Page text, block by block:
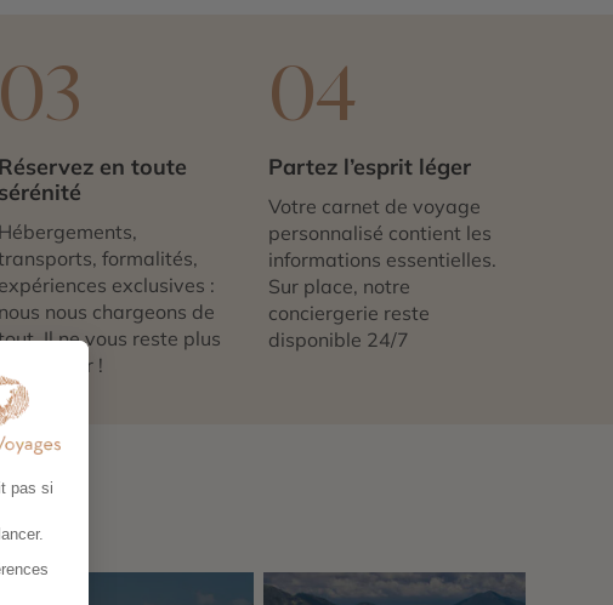
03
Réservez en toute
sérénité
Hébergements,
formalités,
expériences exclusives :
nous nous chargeons de
Il ne vous reste plus
qu’à partir !
04
Partez l’esprit léger
Votre carnet de voyage
personnalisé contient les
informations essentielles.
Sur place, notre
conciergerie reste
disponible 24/7